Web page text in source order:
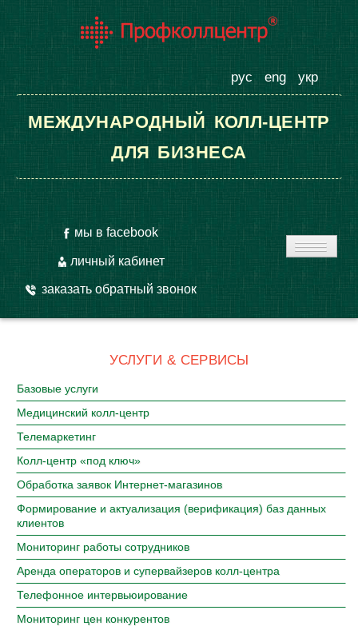
мы в facebook
личный кабинет
заказать обратный звонок
рус eng укр
МЕЖДУНАРОДНЫЙ КОЛЛ-ЦЕНТР
ДЛЯ БИЗНЕСА
ГЛАВНАЯ
ТЕЛЕФОНИЯ
О НАС
КОНТАКТЫ
УСЛУГИ & СЕРВИСЫ
Базовые услуги
Медицинский колл-центр
Телемаркетинг
Колл-центр «под ключ»
Обработка заявок Интернет-магазинов
Формирование и актуализация (верификация) баз данных
клиентов
Мониторинг работы сотрудников
Аренда операторов и супервайзеров колл-центра
Телефонное интервьюирование
Мониторинг цен конкурентов